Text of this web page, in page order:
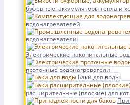
буферные, аккумуляторы тепла и
водонагревателей
водонагреватели
Электрические накопительные
проточные водонагреватели
Баки для воды
расширительные (плоские) для